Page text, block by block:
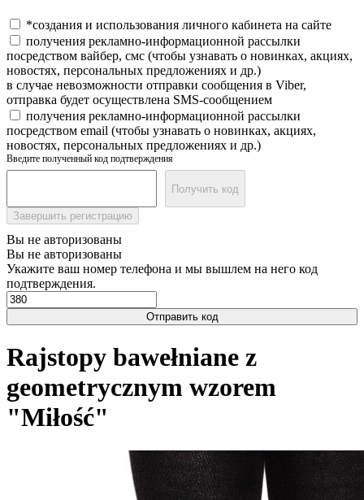
*создания и использования личного кабинета на сайте
получения рекламно-информационной рассылки
посредством вайбер, смс (чтобы узнавать о новинках, акциях,
новостях, персональных предложениях и др.)
в случае невозможности отправки сообщения в Viber,
отправка будет осуществлена SMS-сообщением
получения рекламно-информационной рассылки
посредством email (чтобы узнавать о новинках, акциях,
новостях, персональных предложениях и др.)
Введите полученный код подтверждения
Получить код
Завершить регистрацию
Вы не авторизованы
Вы не авторизованы
Укажите ваш номер телефона и мы вышлем на него код
подтверждения.
Отправить код
Rajstopy bawełniane z
geometrycznym wzorem
"Miłość"